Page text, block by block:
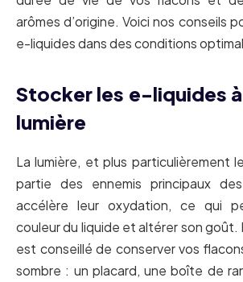
arômes d’origine. Voici nos conseils
e-liquides dans des conditions
Stocker les e-liquides à
lumière
La lumière, et plus particulièrement
partie des ennemis principaux
accélère leur oxydation, ce qui
couleur du liquide et altérer son goût.
est conseillé de conserver vos
sombre : un placard, une boîte de